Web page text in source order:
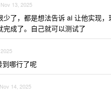
Nov 13, 2025
少了，都是想法告诉 ai 让他实现
完成了。自己就可以测试了
到哪行了呢
Nov 14, 2025